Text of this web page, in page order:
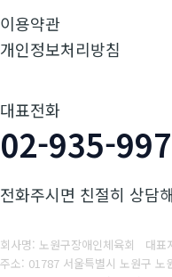
이용약관
개인정보처리방침
대표전화
02-935-
전화주시면 친절히 상담
회사명: 노원구장애인체육회 대표
주소: 01787 서울특별시 노원구 노